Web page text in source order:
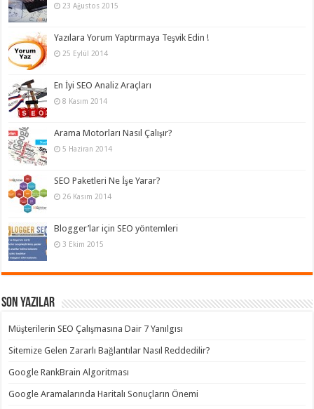
23 Ağustos 2015
Yazılara Yorum Yaptırmaya Teşvik Edin !
25 Eylül 2014
En İyi SEO Analiz Araçları
8 Kasım 2014
Arama Motorları Nasıl Çalışır?
5 Haziran 2014
SEO Paketleri Ne İşe Yarar?
26 Kasım 2014
Blogger’lar için SEO yöntemleri
3 Ekim 2015
Son Yazılar
Müşterilerin SEO Çalışmasına Dair 7 Yanılgısı
Sitemize Gelen Zararlı Bağlantılar Nasıl Reddedilir?
Google RankBrain Algoritması
Google Aramalarında Haritalı Sonuçların Önemi